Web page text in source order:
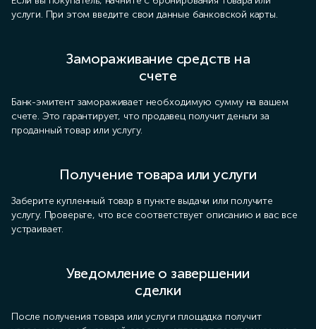
услуги. При этом введите свои данные банковской карты.
Замораживание средств на
счете
Банк-эмитент замораживает необходимую сумму на вашем
счете. Это гарантирует, что продавец получит деньги за
проданный товар или услугу.
Получение товара или услуги
Заберите купленный товар в пункте выдачи или получите
услугу. Проверьте, что все соответствует описанию и вас все
устраивает.
Уведомление о завершении
сделки
После получения товара или услуги площадка получит